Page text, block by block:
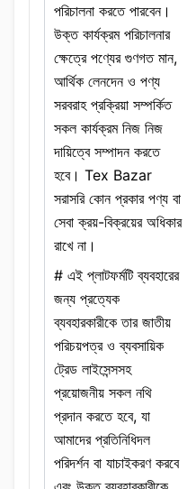
পরিচালনা করতে পারবেন।
উক্ত কার্যক্রম পরিচালনার
ক্ষেত্রে পণ্যের গুণগত মান,
আর্থিক লেনদেন ও পণ্য
সরবরাহ প্রক্রিয়া সম্পর্কিত
সকল কার্যক্রম নিজ নিজ
দায়িত্বে সম্পাদন করতে
হবে। Tex Bazar
সরাসরি কোন প্রকার পণ্য বা
সেবা ক্রয়-বিক্রয়ের অধিকার
রাখে না।
# এই প্লাটফর্মটি ব্যবহারের
জন্য প্রত্যেক
ব্যবহারকারীকে তার জাতীয়
পরিচয়পত্র ও ব্যবসায়িক
ট্রেড লাইসেন্সসহ
প্রয়োজনীয় সকল নথি
প্রদান করতে হবে, যা
আমাদের প্রতিনিধিদল
পরিদর্শন বা যাচাইকরণ করবে